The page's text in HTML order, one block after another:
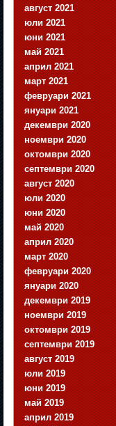
август 2021
юли 2021
юни 2021
май 2021
април 2021
март 2021
февруари 2021
януари 2021
декември 2020
ноември 2020
октомври 2020
септември 2020
август 2020
юли 2020
юни 2020
май 2020
април 2020
март 2020
февруари 2020
януари 2020
декември 2019
ноември 2019
октомври 2019
септември 2019
август 2019
юли 2019
юни 2019
май 2019
април 2019